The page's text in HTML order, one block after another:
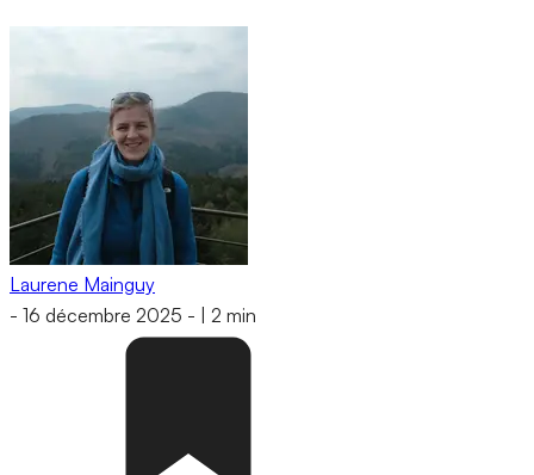
Laurene Mainguy
- 16 décembre 2025 - 2 min